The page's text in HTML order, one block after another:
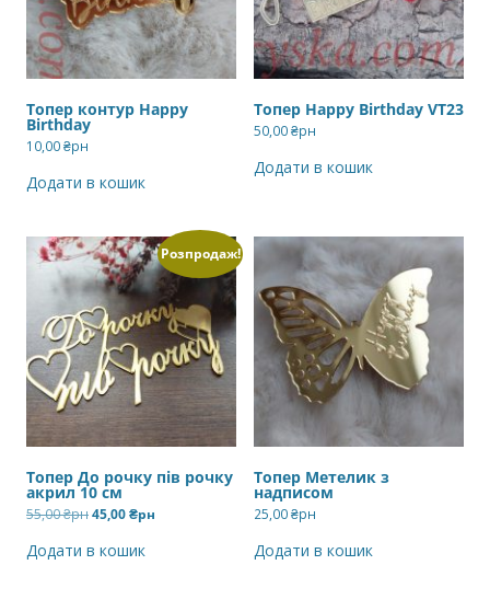
Топер контур Happy
Birthday
10,00₴рн
Додати в кошик
Топер Happy Birthday VT23
50,00₴рн
Додати в кошик
Розпродаж!
Топер До рочку пів рочку
акрил 10 см
55,00₴рнОригінальна
ціна:
45,00₴рн
Додати в кошик
Топер Метелик з
надписом
25,00₴рн
Додати в кошик